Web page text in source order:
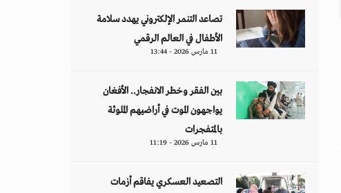
تصاعد التنمر الإلكتروني يهدد سلامة
الأطفال في العالم الرقمي
11 مارس 2026 - 13:44
بين الفقر وخطر الانفجار.. الأفغان
يواجهون الموت في أراضيهم الملوثة
بالمتفجرات
11 مارس 2026 - 11:19
التصعيد العسكري يفاقم أزمات